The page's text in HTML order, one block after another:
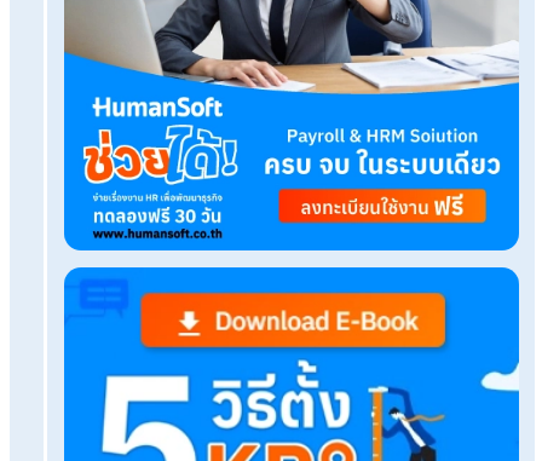
humansoft
Related Blog
ทะเบียนลูกจ้างคืออะไร ต้องมีข้อมูลสำคัญอะไรบ้าง?
แจกแบบฟอร์มเอกสาร HR กลุ่มสรรหาพนักงาน มีอะ
ต้องใช้?